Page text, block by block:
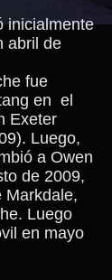
inicialmente
abril de
fue
en el
Exeter
Luego,
a Owen
de 2009,
Markdale,
Luego
en mayo